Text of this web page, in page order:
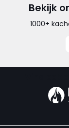
Bekijk
1000+